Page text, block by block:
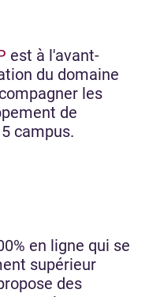
est à l'avant-
du domaine
les
de
campus.
en ligne qui se
supérieur
des